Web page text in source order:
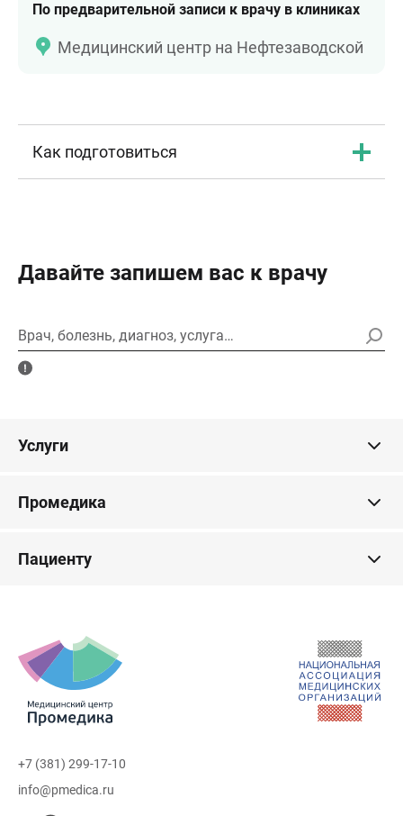
По предварительной записи к врачу в клиниках
Медицинский центр на Нефтезаводской
Как подготовиться
Давайте запишем вас к врачу
Врач, болезнь, диагноз, услуга…
Услуги
Промедика
Пациенту
+7 (381) 299-17-10
info@pmedica.ru